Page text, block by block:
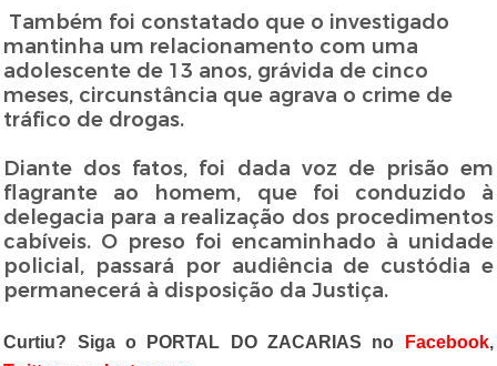
Também foi constatado que o investigado
mantinha um relacionamento com uma
adolescente de 13 anos, grávida de cinco
meses, circunstância que agrava o crime de
tráfico de drogas.
Diante dos fatos, foi dada voz de prisão em
flagrante ao homem, que foi conduzido à
delegacia para a realização dos procedimentos
cabíveis. O preso foi encaminhado à unidade
policial, passará por audiência de custódia e
permanecerá à disposição da Justiça.
Curtiu? Siga o PORTAL DO ZACARIAS no Facebook,